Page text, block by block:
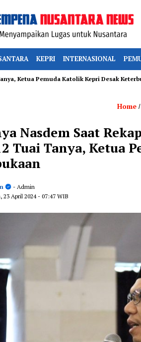
KEPRI INTERNASIONAL
Pemuda Katolik Kepri Desak Keterbukaan
Home/
Nasdem Saat
Tuai Tanya, Ketua
- Admin
23 April 2024- 07:47 WIB